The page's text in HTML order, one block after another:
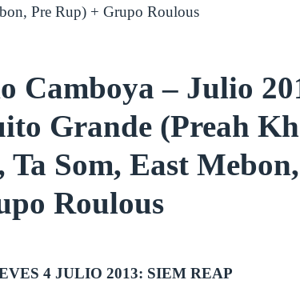
Camboya – Julio
Grande (Preah
Ta Som, East
Roulous
4 JULIO 2013: SIEM REAP